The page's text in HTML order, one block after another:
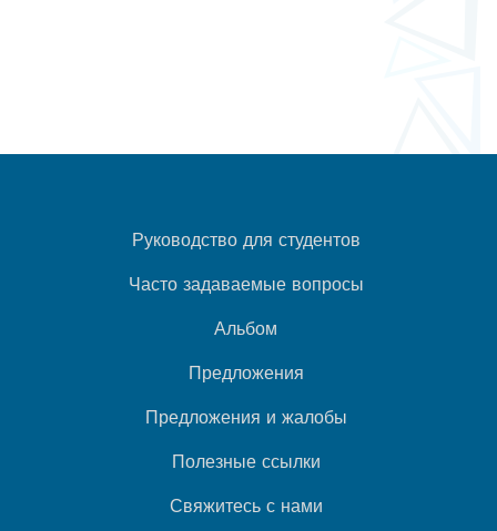
Руководство для студентов
Часто задаваемые вопросы
Альбом
Предложения
Предложения и жалобы
Полезные ссылки
Свяжитесь с нами